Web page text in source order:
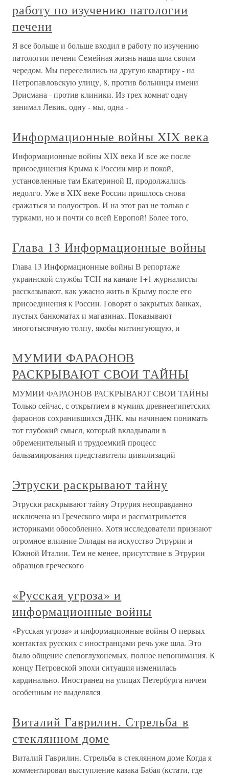
работу по изучению патологии
печени
Я все больше и больше входил в работу по изучению
патологии печени Семейная жизнь наша шла своим
чередом. Мы переселились на другую квартиру - на
Петропавловскую улицу, 8, против больницы имени
Эрисмана - против клиники. Из трех комнат одну
занимал Левик, одну - мы, одна -
Информационные войны XIX века
Информационные войны XIX века И все же после
присоединения Крыма к России мир и покой,
установленные там Екатериной II, продолжались
недолго. Уже в XIX веке России пришлось снова
сражаться за полуостров. И на этот раз не только с
турками, но и почти со всей Европой! Более того,
Глава 13 Информационные войны
Глава 13 Информационные войны В репортаже
украинской службы ТСН на канале 1+1 журналисты
рассказывают, как ужасно жить в Крыму после его
присоединения к России. Говорят о закрытых банках,
пустых банкоматах и магазинах. Показывают
многотысячную толпу, якобы митингующую, и
МУМИИ ФАРАОНОВ
РАСКРЫВАЮТ СВОИ ТАЙНЫ
МУМИИ ФАРАОНОВ РАСКРЫВАЮТ СВОИ ТАЙНЫ
Только сейчас, с открытием в мумиях древнеегипетских
фараонов сохранившихся ДНК, мы начинаем понимать
тот глубокий смысл, который вкладывали в
обременительный и трудоемкий процесс
бальзамирования представители цивилизаций
Этруски раскрывают тайну
Этруски раскрывают тайну Этрурия неоправданно
исключена из Греческого мира и рассматривается
историками обособленно. Хотя исследователи признают
огромное влияние Эллады на искусство Этрурии и
Южной Италии. Тем не менее, присутствие в Этрурии
образцов греческого
«Русская угроза» и
информационные войны
«Русская угроза» и информационные войны О первых
контактах русских с иностранцами речь уже шла. Это
было общение слепоглухонемых, полное непонимания. К
концу Петровской эпохи ситуация изменилась
кардинально. Иностранец на улицах Петербурга ничем
особенным не выделялся
Виталий Гаврилин. Стрельба в
стеклянном доме
Виталий Гаврилин. Стрельба в стеклянном доме Когда я
комментировал выступление казака Бабая (кстати, где